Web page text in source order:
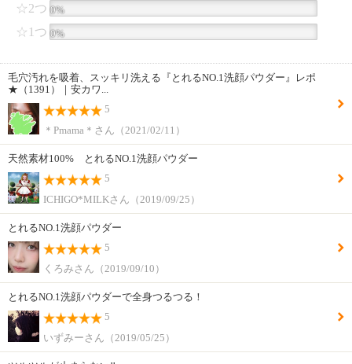
☆2つ 0%
☆1つ 0%
毛穴汚れを吸着、スッキリ洗える『とれるNO.1洗顔パウダー』レポ
★（1391）｜安カワ...
5
＊Pmama＊さん（2021/02/11）
天然素材100% とれるNO.1洗顔パウダー
5
ICHIGO*MILKさん（2019/09/25）
とれるNO.1洗顔パウダー
5
くろみさん（2019/09/10）
とれるNO.1洗顔パウダーで全身つるつる！
5
いずみーさん（2019/05/25）